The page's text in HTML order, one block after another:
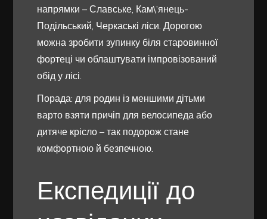
напрямки – Славське, Кам\’янець-
Подільський, Черкаські ліси. Дорогою
можна зробити зупинку біля старовинної
фортеці чи облаштувати імпровізований
обід у лісі.
Порада: для родин із меншими дітьми
варто взяти причіп для велосипеда або
дитяче крісло – так подорож стане
комфортною й безпечною.
Експедиції до